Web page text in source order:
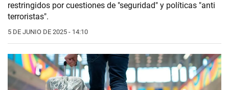
restringidos por cuestiones de "seguridad" y políticas "anti
terroristas".
5 DE JUNIO DE 2025 - 14:10